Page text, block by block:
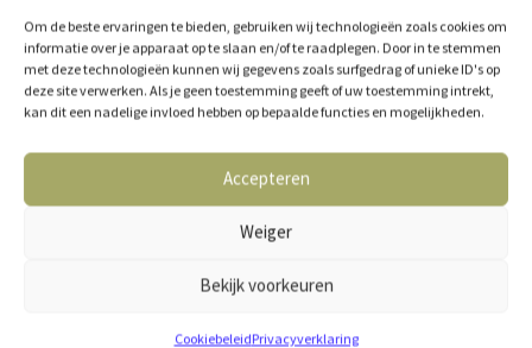
Om de beste ervaringen te bieden, gebruiken wij technologieën zoals cookies om
informatie over je apparaat op te slaan en/of te raadplegen. Door in te stemmen
met deze technologieën kunnen wij gegevens zoals surfgedrag of unieke ID's op
deze site verwerken. Als je geen toestemming geeft of uw toestemming intrekt,
kan dit een nadelige invloed hebben op bepaalde functies en mogelijkheden.
Accepteren
Weiger
Bekijk voorkeuren
CookiebeleidPrivacyverklaring